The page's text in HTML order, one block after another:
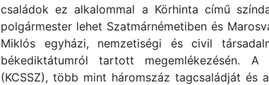
családok ez alkalommal a Körhinta című
polgármester lehet Szatmárnémetiben és
Miklós egyházi, nemzetiségi és civil
békediktátumról tartott megemlékezésén. A
(KCSSZ), több mint háromszáz tagcsaládját